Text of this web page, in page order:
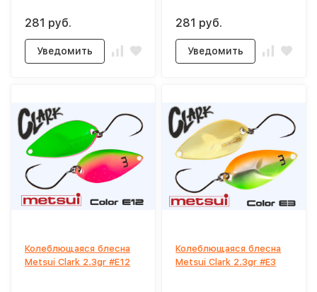
281 руб.
Уведомить
281 руб.
Уведомить
Колеблющаяся блесна
Metsui Clark 2.3gr #E12
Колеблющаяся блесна
Metsui Clark 2.3gr #E3